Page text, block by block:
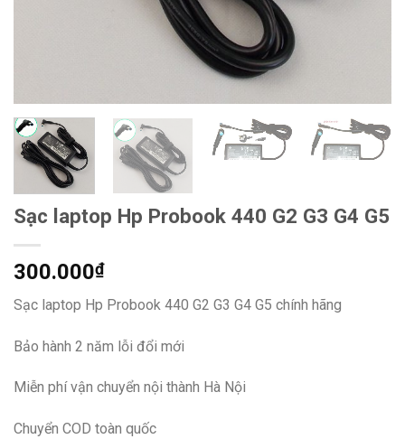
Sạc laptop Hp Probook 440 G2 G3 G4 G5
300.000₫
Sạc laptop Hp Probook 440 G2 G3 G4 G5 chính hãng
Bảo hành 2 năm lỗi đổi mới
Miễn phí vận chuyển nội thành Hà Nội
Chuyển COD toàn quốc